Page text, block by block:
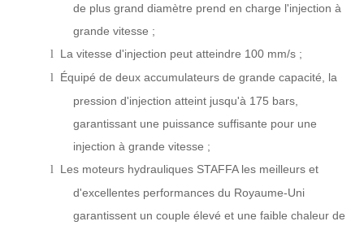
de plus grand diamètre prend en charge l'injection à
grande vitesse ;
l La vitesse d'injection peut atteindre 100 mm/s ;
l
Équipé de deux accumulateurs de grande capacité, la
pression d'injection atteint jusqu'à 175 bars,
garantissant une puissance suffisante pour une
injection à grande vitesse ;
l
Les moteurs hydrauliques STAFFA les meilleurs et
d'excellentes performances du Royaume-Uni
garantissent un couple élevé et une faible chaleur de